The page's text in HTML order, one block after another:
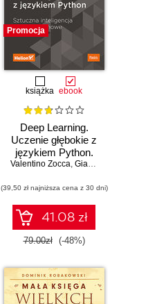
Promocja
książka ebook
Deep Learning.
Uczenie głębokie z
językiem Python.
Sztuczna
neuronowe
Valentino Zocca, Gianmario Spacagna
(39,50 zł najniższa cena z 30 dni)
41.08 zł
79.00zł (-48%)